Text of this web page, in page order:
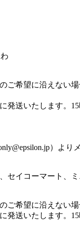
希望に沿えない場
送いたします。
）よ
希望に沿えない場
送いたします。